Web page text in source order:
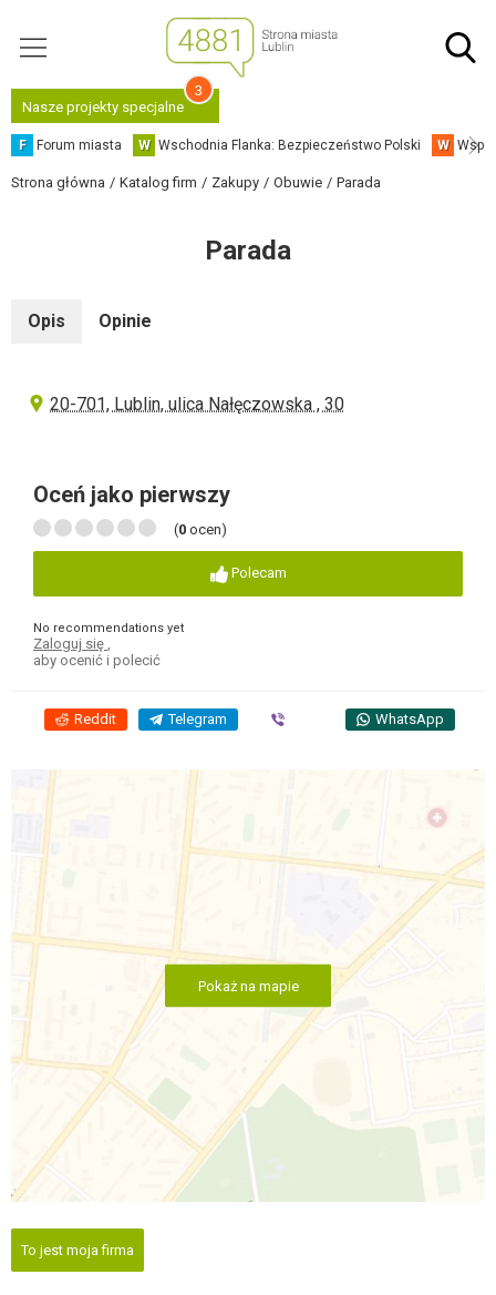
Nasze projekty specjalne
3
F Forum miasta W Wschodnia Flanka: Bezpieczeństwo Polski W
Strona główna Katalog firm Zakupy Obuwie Parada
Parada
Opis Opinie
20-701, Lublin, ulica Nałęczowska , 30
Oceń jako pierwszy
(0 ocen)
Polecam
No recommendations yet
Zaloguj się
aby ocenić i polecić
Reddit Telegram WhatsApp
Pokaż na mapie
To jest moja firma